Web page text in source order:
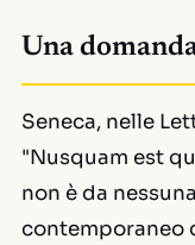
Una
Seneca, nelle
"Nusquam est
non è da
contemporaneo